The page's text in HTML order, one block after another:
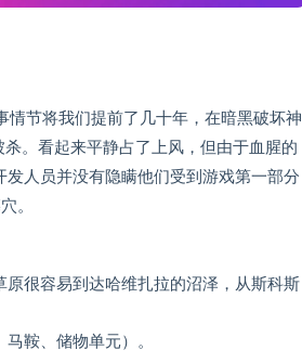
节将我们提前了几十年，在暗黑破坏神
。看起来平静占了上风，但由于血腥的
人员并没有隐瞒他们受到游戏第一部分
。
很容易到达哈维扎拉的沼泽，从斯科斯
鞍、储物单元）。